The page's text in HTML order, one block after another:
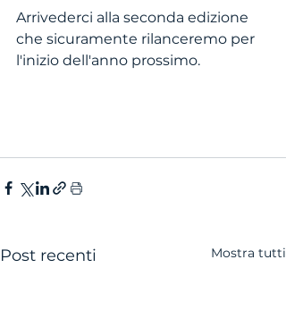
Arrivederci alla seconda edizione
che sicuramente rilanceremo per
l'inizio dell'anno prossimo.
Post recenti Mostra tutti